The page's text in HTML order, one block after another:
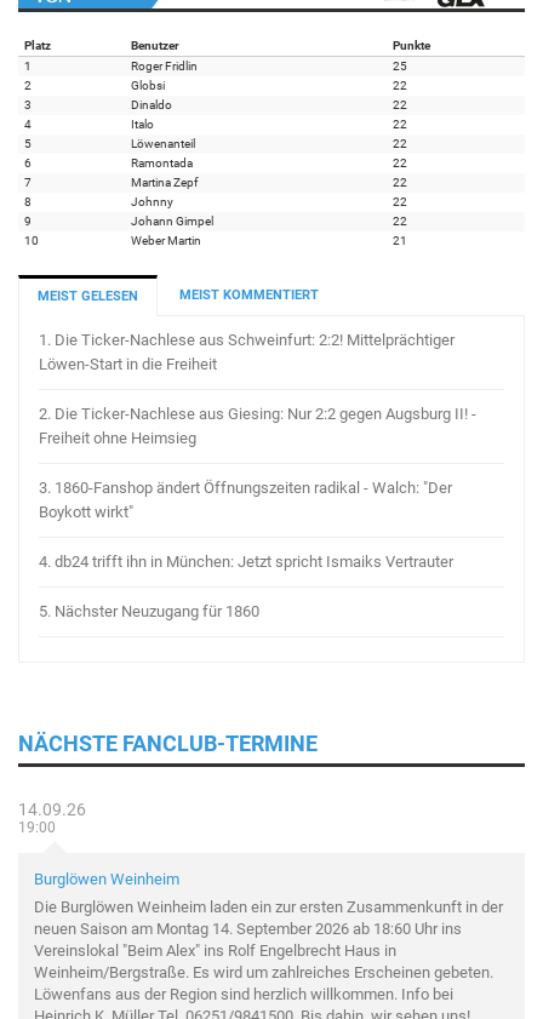
Platz Benutzer
Punkte
1
Roger Fridlin
25
2
Globsi
22
3
Dinaldo
22
4
Italo
22
5
Löwenanteil
22
6
Ramontada
22
7
Martina Zepf
22
8
Johnny
22
9
Johann Gimpel
22
10
Weber Martin 21
MEIST GELESEN MEIST KOMMENTIERT
1. Die Ticker-Nachlese aus Schweinfurt: 2:2! Mittelprächtiger
Löwen-Start in die Freiheit
2. Die Ticker-Nachlese aus Giesing: Nur 2:2 gegen Augsburg II! -
Freiheit ohne Heimsieg
3. 1860-Fanshop ändert Öffnungszeiten radikal - Walch: "Der
Boykott wirkt"
4. db24 trifft ihn in München: Jetzt spricht Ismaiks Vertrauter
5. Nächster Neuzugang für 1860
NÄCHSTE FANCLUB-TERMINE
14.09.26
19:00
Burglöwen Weinheim
Die Burglöwen Weinheim laden ein zur ersten Zusammenkunft in der
neuen Saison am Montag 14. September 2026 ab 18:60 Uhr ins
Vereinslokal "Beim Alex" ins Rolf Engelbrecht Haus in
Weinheim/Bergstraße. Es wird um zahlreiches Erscheinen gebeten.
Löwenfans aus der Region sind herzlich willkommen. Info bei